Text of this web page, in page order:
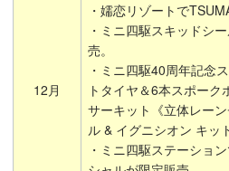
12月
・嬬恋リゾートで
・ミニ四駆スキッドシ
売。
・ミニ四駆40周年記念
トタイヤ＆6本スポー
サーキット《立体レー
ル & イグニシオン キッ
・ミニ四駆ステーショ